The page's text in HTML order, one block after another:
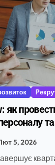
як
та
5, 2026